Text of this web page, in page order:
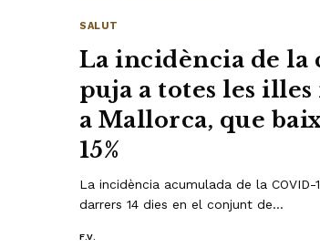
SALUT
La incidència de la
puja a totes les illes
a Mallorca, que
15%
La incidència acumulada de la COVID-
darrers 14 dies en el conjunt de…
F.V.